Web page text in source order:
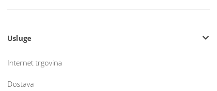
Usluge
Internet trgovina
Dostava